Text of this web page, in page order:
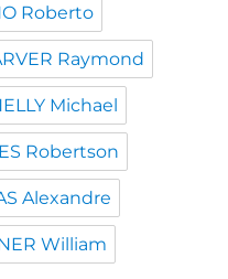
Roberto
Raymond
Michael
Robertson
Alexandre
William